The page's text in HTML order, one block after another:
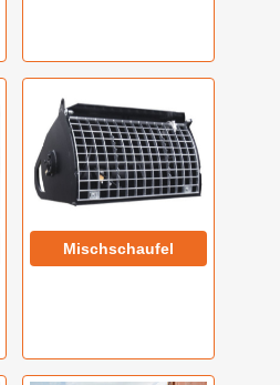
Mischschaufel